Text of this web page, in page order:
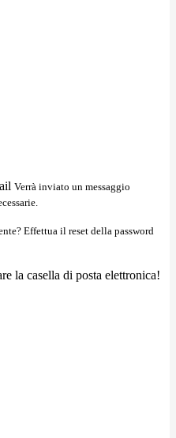
Verrà inviato un messaggio
Effettua il reset della password
la casella di posta elettronica!